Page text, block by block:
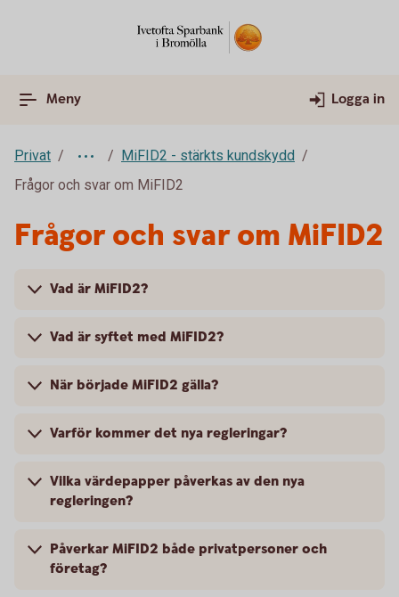
Meny Logga in
Privat
MiFID2 - stärkts kundskydd
Frågor och svar om MiFID2
Frågor och svar om MiFID2
Vad är MiFID2?
Vad är syftet med MiFID2?
När började MiFID2 gälla?
Varför kommer det nya regleringar?
Vilka värdepapper påverkas av den nya
regleringen?
Påverkar MiFID2 både privatpersoner och
företag?